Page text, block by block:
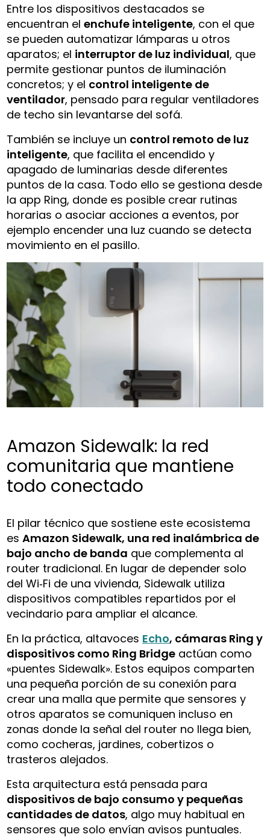
Entre los dispositivos destacados se
encuentran elenchufe inteligente, con el que
se pueden automatizar lámparas u otros
aparatos; el interruptor de luz individual, que
permite gestionar puntos de iluminación
concretos; y el control inteligente de
ventilador, pensado para regular ventiladores
de techo sin levantarse del sofá.
También se incluye un control remoto de luz
inteligente, que facilita el encendido y
apagado de luminarias desde diferentes
puntos de la casa. Todo ello se gestiona desde
la app Ring, donde es posible crear rutinas
horarias o asociar acciones a eventos, por
ejemplo encender una luz cuando se detecta
movimiento en el pasillo.
Amazon Sidewalk: la red
comunitaria que mantiene
todo conectado
El pilar técnico que sostiene este ecosistema
esAmazon Sidewalk, una red inalámbrica de
bajo ancho de banda que complementa al
router tradicional. En lugar de depender solo
del Wi‑Fi de una vivienda, Sidewalk utiliza
dispositivos compatibles repartidos por el
vecindario para ampliar el alcance.
En la práctica, altavoces Echo, cámaras Ring y
dispositivos como Ring Bridge actúan como
«puentes Sidewalk». Estos equipos comparten
una pequeña porción de su conexión para
crear una malla que permite que sensores y
otros aparatos se comuniquen incluso en
zonas donde la señal del router no llega bien,
como cocheras, jardines, cobertizos o
trasteros alejados.
Esta arquitectura está pensada para
dispositivos de bajo consumo y pequeñas
cantidades de datos, algo muy habitual en
sensores que solo envían avisos puntuales.